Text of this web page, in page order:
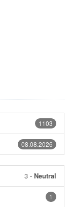
1103
08.08.2026
3 - Neutral
1